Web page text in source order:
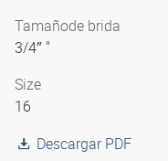
Tamañode brida
3/4″ "
Size
16
Descargar PDF